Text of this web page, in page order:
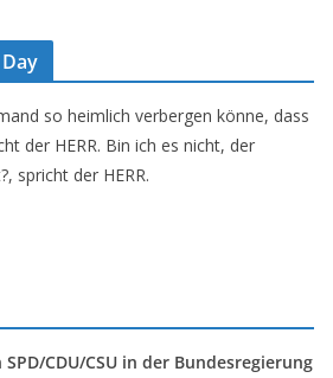
so heimlich verbergen könne, dass
der HERR. Bin ich es nicht, der
spricht der HERR.
CDU/CSU in der Bundesregierung